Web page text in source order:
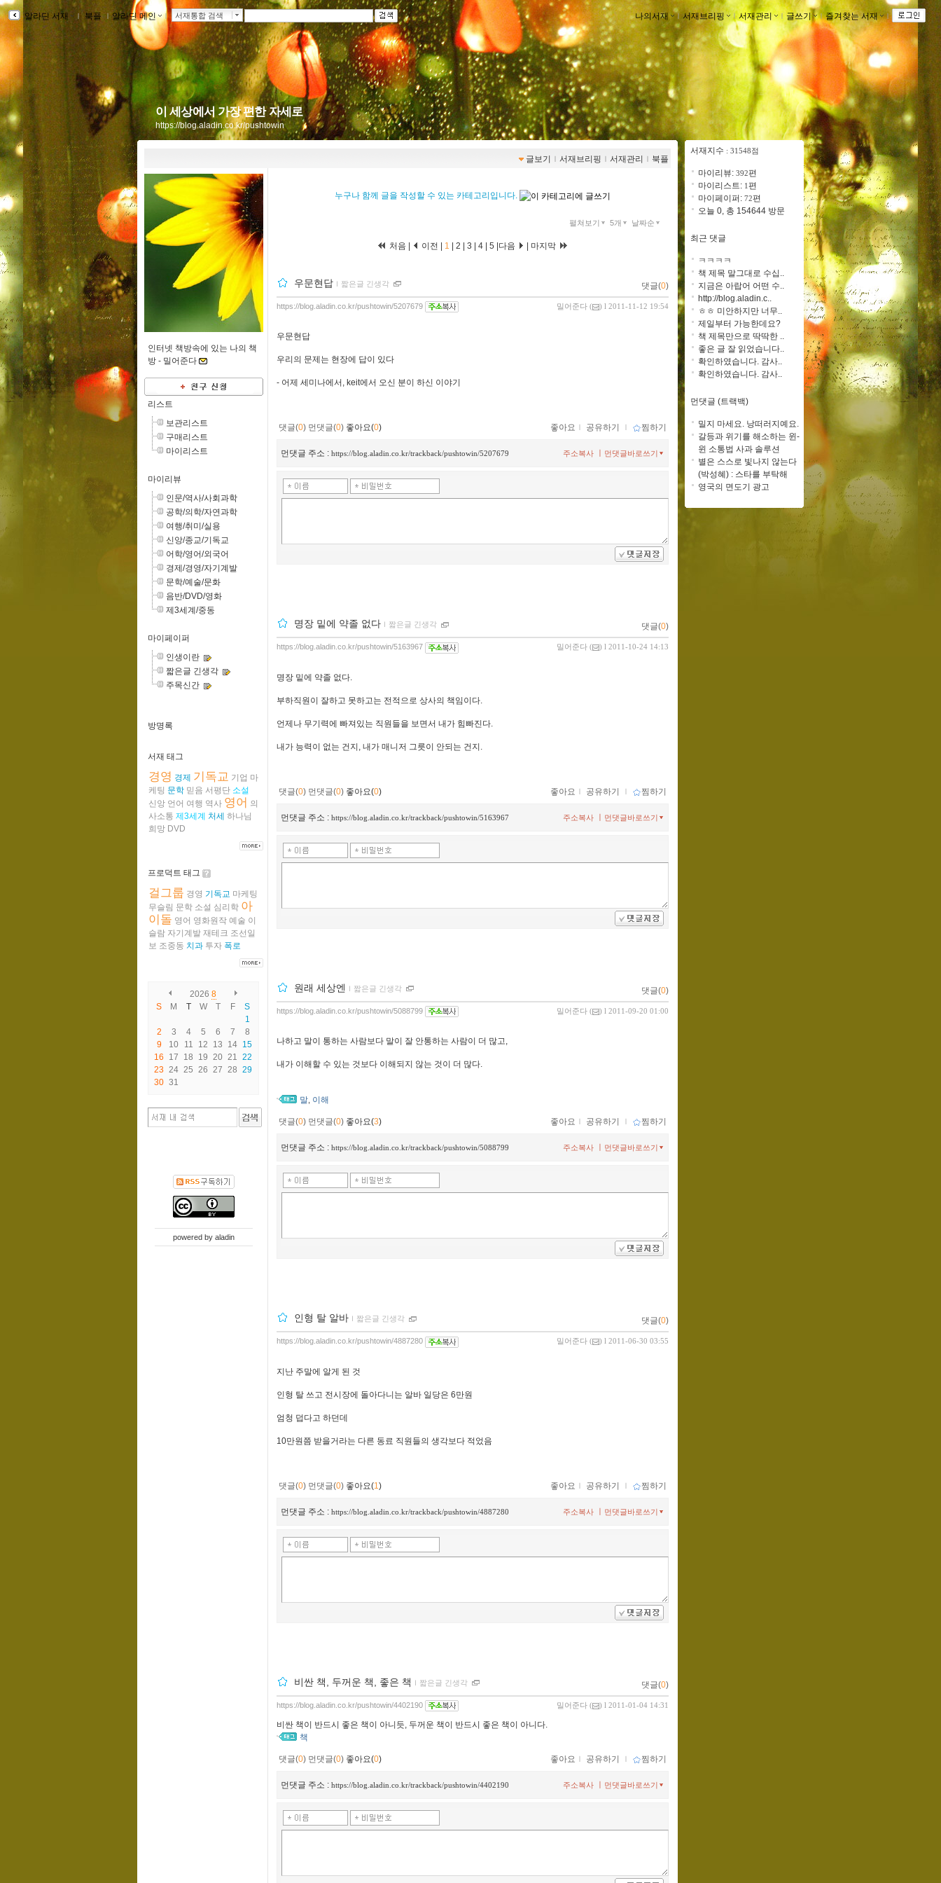
알라딘 서재 ｌ 북플ｌ알라딘 메인 ｌ 서재통합 검색 나의서재 ｌ 서재브리핑 ｌ서재관리 ｌ 글쓰기 ｌ즐겨찾는 서재 ｌ
이 세상에서 가장 편한 자세로
https://blog.aladin.co.kr/pushtowin
글보기 ｌ 서재브리핑 ｌ 서재관리 ｌ 북플
인터넷 책방속에 있는 나의 책
방 - 밀어준다
리스트
보관리스트
구매리스트
마이리스트
마이리뷰
인문/역사/사회과학
공학/의학/자연과학
여행/취미/실용
신앙/종교/기독교
어학/영어/외국어
경제/경영/자기계발
문학/예술/문화
음반/DVD/영화
제3세계/중동
마이페이퍼
인생이란
짧은글 긴생각
주목신간
방명록
서재 태그
경영 경제 기독교 기업 마
케팅 문학 믿음 서평단 소설
신앙 언어 여행 역사 영어 의
사소통 제3세계 처세 하나님
희망 DVD
프로덕트 태그
걸그룹 경영 기독교 마케팅
무슬림 문학 소설 심리학 아
이돌 영어 영화원작 예술 이
슬람 자기계발 재테크 조선일
보 조중동 치과 투자 폭로
2026 8
S
M T W T F
S
1
2
3 4 5 6 7
8
9
10 11 12 13 14 15
16
17 18 19 20 21 22
23 24 25 26 27 28 29
30 31
powered by aladin
누구나 함께 글을 작성할 수 있는 카테고리입니다.
펼쳐보기 5개 날짜순
처음 | 이전 | 1 | 2 | 3 | 4 | 5 |다음 | 마지막
우문현답 ｌ 짧은글 긴생각 댓글(0)
밀어준다 ( ) l 2011-11-12 19:54
https://blog.aladin.co.kr/pushtowin/5207679
우문현답
우리의 문제는 현장에 답이 있다
- 어제 세미나에서, keit에서 오신 분이 하신 이야기
댓글(0) 먼댓글(0) 좋아요(0) 좋아요 ｌ 공유하기 ｌ 찜하기
먼댓글 주소 : https://blog.aladin.co.kr/trackback/pushtowin/5207679 먼댓글바로쓰기
주소복사
명장 밑에 약졸 없다 ｌ 짧은글 긴생각 댓글(0)
밀어준다 ( ) l 2011-10-24 14:13
https://blog.aladin.co.kr/pushtowin/5163967
명장 밑에 약졸 없다.
부하직원이 잘하고 못하고는 전적으로 상사의 책임이다.
언제나 무기력에 빠져있는 직원들을 보면서 내가 힘빠진다.
내가 능력이 없는 건지, 내가 매니저 그릇이 안되는 건지.
댓글(0) 먼댓글(0) 좋아요(0) 좋아요 ｌ 공유하기 ｌ 찜하기
먼댓글 주소 : https://blog.aladin.co.kr/trackback/pushtowin/5163967 먼댓글바로쓰기
주소복사 ㅣ
원래 세상엔 ｌ 짧은글 긴생각 댓글(0)
밀어준다 ( ) l 2011-09-20 01:00
https://blog.aladin.co.kr/pushtowin/5088799
나하고 말이 통하는 사람보다 말이 잘 안통하는 사람이 더 많고,
내가 이해할 수 있는 것보다 이해되지 않는 것이 더 많다.
말 이해
댓글(0) 먼댓글(0) 좋아요(3) 좋아요 ｌ 공유하기 ｌ 찜하기
먼댓글 주소 : https://blog.aladin.co.kr/trackback/pushtowin/5088799 먼댓글바로쓰기
주소복사
인형 탈 알바 ｌ 짧은글 긴생각 댓글(0)
밀어준다 ( ) l 2011-06-30 03:55
https://blog.aladin.co.kr/pushtowin/4887280
지난 주말에 알게 된 것
인형 탈 쓰고 전시장에 돌아다니는 알바 일당은 6만원
엄청 덥다고 하던데
10만원쯤 받을거라는 다른 동료 직원들의 생각보다 적었음
댓글(0) 먼댓글(0) 좋아요(1 ) 좋아요 ｌ 공유하기 ｌ 찜하기
먼댓글 주소 : https://blog.aladin.co.kr/trackback/pushtowin/4887280 먼댓글바로쓰기
주소복사 ㅣ
비싼 책, 두꺼운 책, 좋은 책 ｌ 짧은글 긴생각 댓글(0)
밀어준다 ( ) l 2011-01-04 14:31
https://blog.aladin.co.kr/pushtowin/4402190
비싼 책이 반드시 좋은 책이 아니듯, 두꺼운 책이 반드시 좋은 책이 아니다.
책
댓글(0) 먼댓글(0) 좋아요(0) 좋아요 ｌ 공유하기 ｌ 찜하기
먼댓글 주소 : https://blog.aladin.co.kr/trackback/pushtowin/4402190 먼댓글바로쓰기
주소복사
서재지수 : 31548점
마이리뷰: 392편
마이리스트: 1편
마이페이퍼: 72편
오늘 0, 총 154644 방문
최근 댓글
ㅋㅋㅋㅋ
책 제목 말그대로 수십..
지금은 아랍어 어떤 수..
http://blog.aladin.c..
ㅎㅎ 미안하지만 너무..
제일부터 가능한데요?
책 제목만으로 딱딱한 ..
좋은 글 잘 읽었습니다..
확인하였습니다. 감사..
확인하였습니다. 감사..
먼댓글 (트랙백)
밀지 마세요. 낭떠러지예요.
갈등과 위기를 해소하는 윈-
윈 소통법 사과 솔루션
별은 스스로 빛나지 않는다
(박성혜) : 스타를 부탁해
영국의 면도기 광고